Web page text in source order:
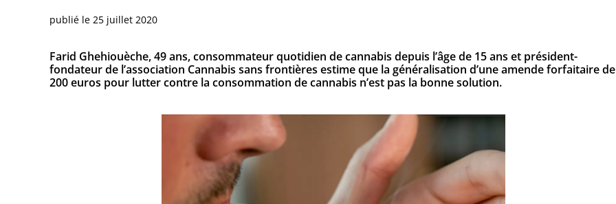
publié le 25 juillet 2020
Farid Ghehiouèche, 49 ans, consommateur quotidien de cannabis depuis l’âge de 15 ans et président-
fondateur de l’association Cannabis sans frontières estime que la généralisation d’une amende forfaitaire de
200 euros pour lutter contre la consommation de cannabis n’est pas la bonne solution.